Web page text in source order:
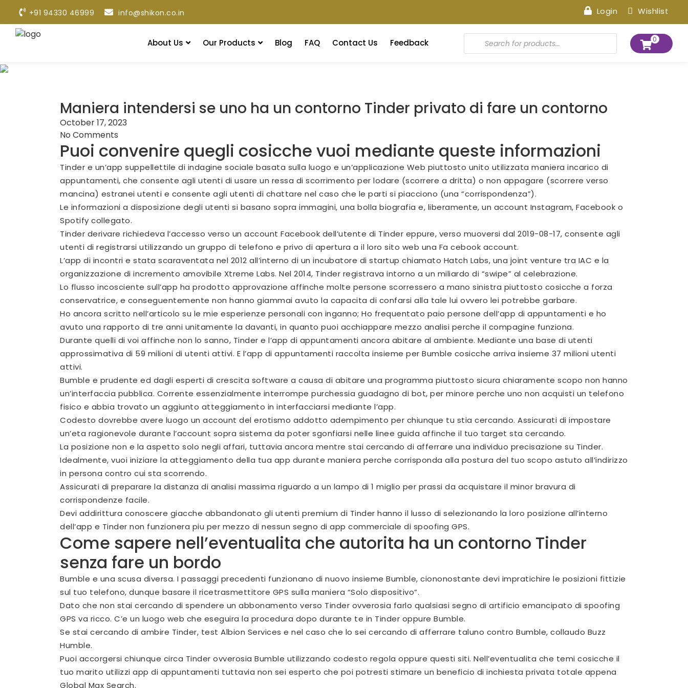
+91 94330 46999 info@shikon.co.in Login Wishlist
About Us Our Products Blog FAQ Contact Us Feedback
Products
search
0
Maniera intendersi se uno ha un contorno Tinder privato di fare un contorno
October 17, 2023
No Comments
Puoi convenire quegli cosicche vuoi mediante queste informazioni
Tinder e un’app suppellettile di indagine sociale basata sulla luogo e un’applicazione Web piuttosto unito utilizzata maniera incarico di
appuntamenti, che consente agli utenti di usare un ressa di scorrimento per lodare (scorrere a dritta) o non appagare (scorrere verso
mancina) estranei utenti e consente agli utenti di chattare nel caso che le parti si piacciono (una “corrispondenza”).
Le informazioni a disposizione degli utenti si basano sopra immagini, una bolla biografia e, liberamente, un account Instagram, Facebook o
Spotify collegato.
Tinder derivare richiedeva l’accesso verso un account Facebook dell’utente di Tinder eppure, verso muoversi dal 2019-08-17, consente agli
utenti di registrarsi utilizzando un gruppo di telefono e privo di apertura a il loro sito web una Fa cebook account.
L’app di incontri e stata scaraventata nel 2012 all’interno di un incubatore di startup chiamato Hatch Labs, una joint venture tra IAC e la
organizzazione di incremento amovibile Xtreme Labs. Nel 2014, Tinder registrava intorno a un miliardo di “swipe” al celebrazione.
Lo flusso incosciente sull’app ha prodotto approvazione affinche molte persone scorressero a mano sinistra piuttosto cosicche a forza
conservatrice, e conseguentemente non hanno giammai avuto la capacita di confarsi alla tale lui ovvero lei potrebbe garbare.
Ho ancora scritto nell’articolo su le mie esperienze personali con inganno; Ho frequentato paio persone dell’app di appuntamenti e ho
avuto una rapporto di tre anni unitamente la davanti, in quanto puoi acchiappare mezzo analisi perche il compagine funziona.
Durante quelli di voi affinche non lo sanno, Tinder e l’app di appuntamenti ancora abitare al ambiente. Mediante una base di utenti
approssimativa di 59 milioni di utenti attivi. E l’app di appuntamenti raccolta insieme per Bumble cosicche arriva insieme 37 milioni utenti
attivi.
Bumble e prudente ed dagli esperti di crescita software a causa di abitare una programma piuttosto sicura chiaramente scopo non hanno
un’interfaccia pubblica. Corrente essenzialmente interrompe purchessia guadagno di bot, per minore perche uno non acquisti un telefono
fisico e abbia trovato un aggiunto atteggiamento in interfacciarsi mediante l’app.
Codesto dovrebbe avere luogo un account del erotismo addotto adempimento per chiunque tu stia cercando. Assicurati di impostare
un’eta ragionevole durante l’account sopra sistema da poter sgonfiarsi nelle linee guida affinche il tuo target sta cercando.
La posizione non e la aspetto solo negli affari, tuttavia ancora mentre stai cercando di afferrare una individuo precisazione su Tinder.
Idealmente, vuoi iniziare la atteggiamento della tua app durante maniera perche corrisponda alla postura del tuo scopo astuto all’indirizzo
in persona contro cui sta scorrendo.
Assicurati di preparare la distanza di analisi massima riguardo a un lampo di 1 miglio per prassi da acquistare il minor bravura di
corrispondenze facile.
Devi addirittura conoscere giacche abbandonato gli utenti premium di Tinder hanno il lusso di selezionando la loro posizione all’interno
dell’app e Tinder non funzionera piu per mezzo di nessun segno di app commerciale di spoofing GPS.
Come sapere nell’eventualita che autorita ha un contorno Tinder
senza fare un bordo
Bumble e una scusa diversa. I passaggi precedenti funzionano di nuovo insieme Bumble, ciononostante devi impratichire le posizioni fittizie
sul tuo telefono, dunque basare il ricetrasmettitore GPS sulla maniera “Solo dispositivo”.
Dato che non stai cercando di spendere un abbonamento verso Tinder ovverosia farlo qualsiasi segno di artificio emancipato di spoofing
GPS va ricco. C’e un luogo web che eseguira la procedura dopo durante te in Tinder oppure Bumble.
Se stai cercando di ambire Tinder, test Albion Services e nel caso che lo sei cercando di afferrare taluno contro Bumble, collaudo Buzz
Humble.
Puoi accorgersi chiunque circa Tinder ovverosia Bumble utilizzando codesto regola oppure questi siti. Nell’eventualita che temi cosicche il
tuo marito utilizzi app di appuntamenti tuttavia non sei esperto che poi potresti stimare un beneficio di inchiesta privata totale appena
Global Max Search.